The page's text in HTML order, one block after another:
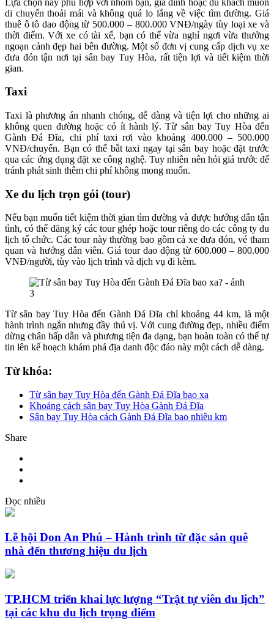
di chuyển thoải mái và không quá lo lắng về việc tìm đường. Giá
thuê ô tô dao động từ 500.000 – 800.000 VNĐ/ngày tùy loại xe và
thời điểm. Với xe có tài xế, bạn có thể vừa nghỉ ngơi vừa thưởng
ngoạn cảnh đẹp hai bên đường. Một số đơn vị cung cấp dịch vụ xe
đưa đón tận nơi tại sân bay Tuy Hòa, rất tiện lợi và tiết kiệm thời
gian.
Taxi
Taxi là phương án nhanh chóng, dễ dàng và tiện lợi cho những ai
không quen đường hoặc có ít hành lý. Từ sân bay Tuy Hòa đến
Gành Đá Đĩa, chi phí taxi rơi vào khoảng 400.000 – 500.000
VNĐ/chuyến. Bạn có thể bắt taxi ngay tại sân bay hoặc đặt trước
qua các ứng dụng đặt xe công nghệ. Tuy nhiên nên hỏi giá trước để
tránh phát sinh thêm chi phí không mong muốn.
Xe du lịch trọn gói (tour)
Nếu bạn muốn tiết kiệm thời gian tìm đường và được hướng dẫn tận
tình, có thể đăng ký các tour ghép hoặc tour riêng do các công ty du
lịch tổ chức. Các tour này thường bao gồm cả xe đưa đón, vé tham
quan và hướng dẫn viên. Giá tour dao động từ 600.000 – 800.000
VNĐ/người, tùy vào lịch trình và dịch vụ đi kèm.
Từ sân bay Tuy Hòa đến Gành Đá Đĩa chỉ khoảng 44 km, là một
hành trình ngắn nhưng đầy thú vị. Với cung đường đẹp, nhiều điểm
dừng chân hấp dẫn và phương tiện đa dạng, bạn hoàn toàn có thể tự
tin lên kế hoạch khám phá địa danh độc đáo này một cách dễ dàng.
Từ khóa:
Từ sân bay Tuy Hòa đến Gành Đá Đĩa bao xa
Khoảng cách sân bay Tuy Hòa Gành Đá Đĩa
Sân bay Tuy Hòa cách Gành Đá Đĩa bao nhiêu km
Share
Đọc nhiều
Lễ hội Don An Phú – Hành trình từ đặc sản quê
nhà đến thương hiệu du lịch
TP.HCM triển khai lực lượng “Trật tự viên du lịch”
tại các khu du lịch trọng điểm